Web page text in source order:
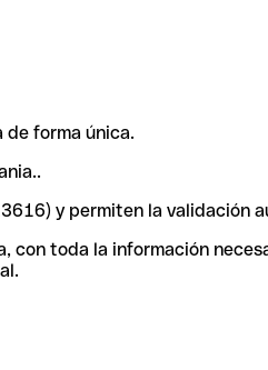
forma única.
y permiten la validación
toda la información